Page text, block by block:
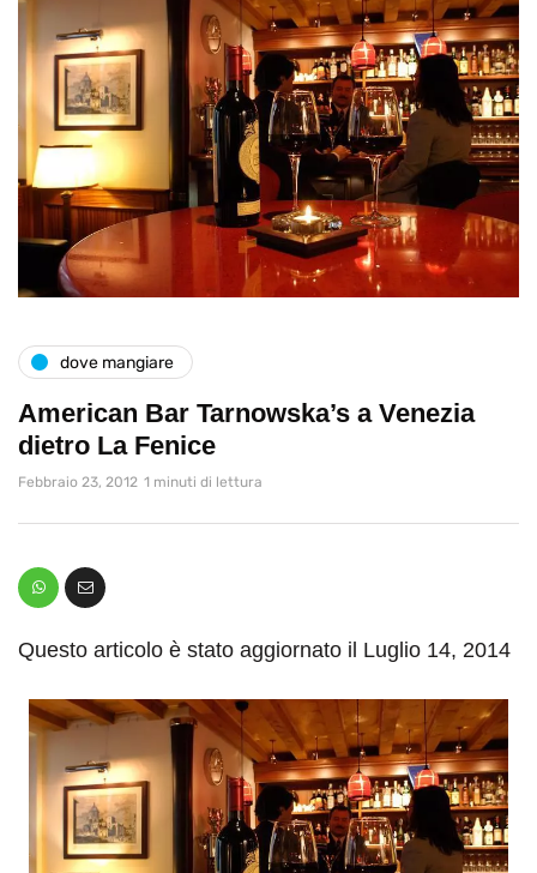
dove mangiare
American Bar Tarnowska’s a Venezia
dietro La Fenice
Febbraio 23, 2012 1 minuti di lettura
Questo articolo è stato aggiornato il Luglio 14, 2014